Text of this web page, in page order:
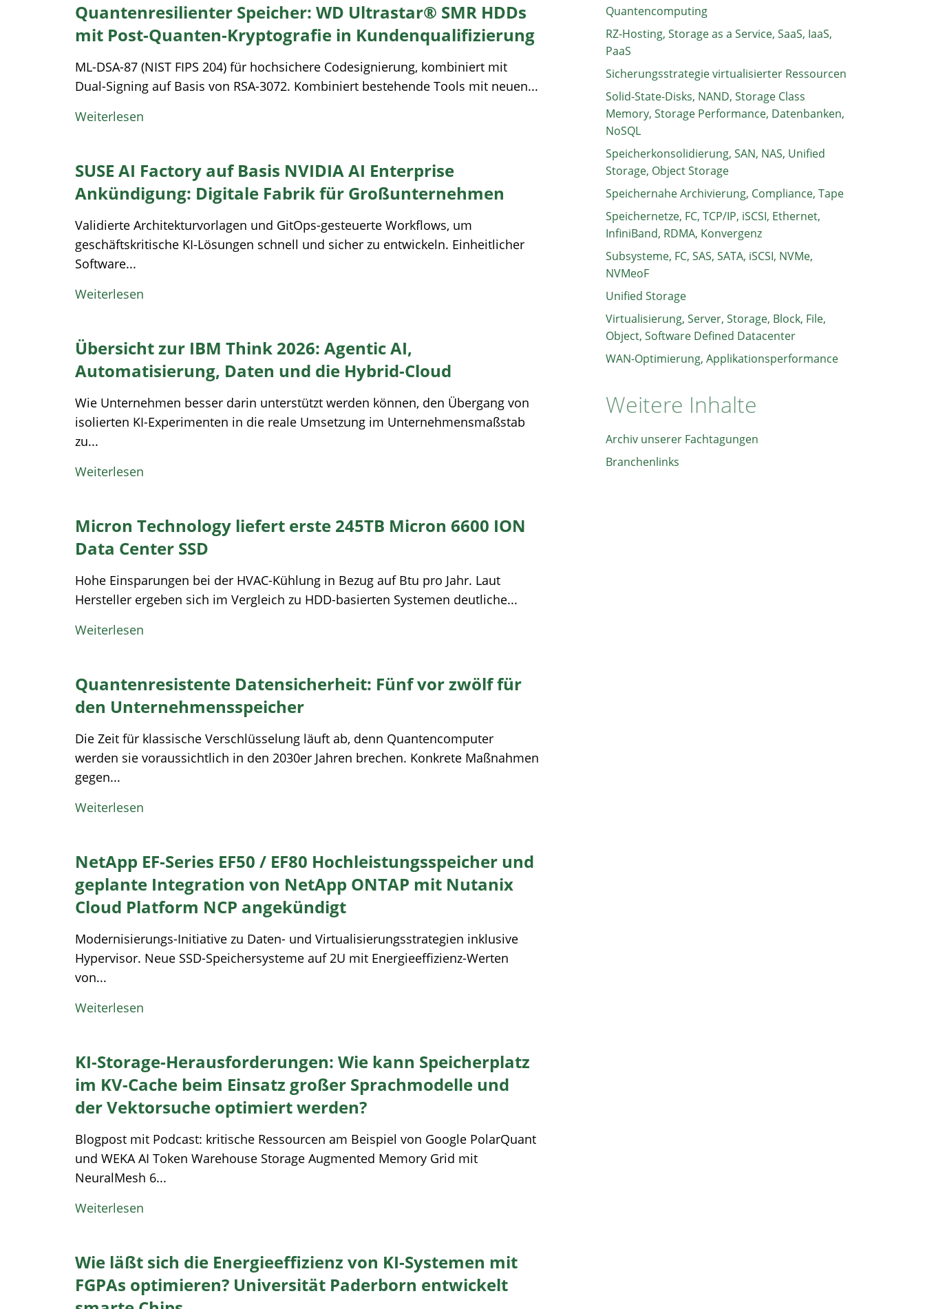
Quantenresilienter Speicher: WD Ultrastar® SMR HDDs
mit Post-Quanten-Kryptografie in Kundenqualifizierung
ML-DSA-87 (NIST FIPS 204) für hochsichere Codesignierung, kombiniert mit
Dual-Signing auf Basis von RSA-3072. Kombiniert bestehende Tools mit neuen...
Weiterlesen
SUSE AI Factory auf Basis NVIDIA AI Enterprise
Ankündigung: Digitale Fabrik für Großunternehmen
Validierte Architekturvorlagen und GitOps-gesteuerte Workflows, um
geschäftskritische KI-Lösungen schnell und sicher zu entwickeln. Einheitlicher
Software...
Weiterlesen
Übersicht zur IBM Think 2026: Agentic AI,
Automatisierung, Daten und die Hybrid-Cloud
Wie Unternehmen besser darin unterstützt werden können, den Übergang von
isolierten KI-Experimenten in die reale Umsetzung im Unternehmensmaßstab
zu...
Weiterlesen
Micron Technology liefert erste 245TB Micron 6600 ION
Data Center SSD
Hohe Einsparungen bei der HVAC-Kühlung in Bezug auf Btu pro Jahr. Laut
Hersteller ergeben sich im Vergleich zu HDD-basierten Systemen deutliche...
Weiterlesen
Quantenresistente Datensicherheit: Fünf vor zwölf für
den Unternehmensspeicher
Die Zeit für klassische Verschlüsselung läuft ab, denn Quantencomputer
werden sie voraussichtlich in den 2030er Jahren brechen. Konkrete Maßnahmen
gegen...
Weiterlesen
NetApp EF-Series EF50 / EF80 Hochleistungsspeicher und
geplante Integration von NetApp ONTAP mit Nutanix
Cloud Platform NCP angekündigt
Modernisierungs-Initiative zu Daten- und Virtualisierungsstrategien inklusive
Hypervisor. Neue SSD-Speichersysteme auf 2U mit Energieeffizienz-Werten
von...
Weiterlesen
KI-Storage-Herausforderungen: Wie kann Speicherplatz
im KV-Cache beim Einsatz großer Sprachmodelle und
der Vektorsuche optimiert werden?
Blogpost mit Podcast: kritische Ressourcen am Beispiel von Google PolarQuant
und WEKA AI Token Warehouse Storage Augmented Memory Grid mit
NeuralMesh 6...
Weiterlesen
Wie läßt sich die Energieeffizienz von KI-Systemen mit
FGPAs optimieren? Universität Paderborn entwickelt
Quantencomputing
RZ-Hosting, Storage as a Service, SaaS, IaaS,
PaaS
Sicherungsstrategie virtualisierter Ressourcen
Solid-State-Disks, NAND, Storage Class
Memory, Storage Performance, Datenbanken,
NoSQL
Speicherkonsolidierung, SAN, NAS, Unified
Storage, Object Storage
Speichernahe Archivierung, Compliance, Tape
Speichernetze, FC, TCP/IP, iSCSI, Ethernet,
InfiniBand, RDMA, Konvergenz
Subsysteme, FC, SAS, SATA, iSCSI, NVMe,
NVMeoF
Unified Storage
Virtualisierung, Server, Storage, Block, File,
Object, Software Defined Datacenter
WAN-Optimierung, Applikationsperformance
Weitere Inhalte
Archiv unserer Fachtagungen
Branchenlinks